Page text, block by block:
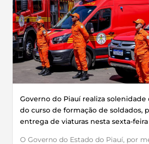
Governo do Piauí realiza solenidade
do curso de formação de soldados,
entrega de viaturas nesta sexta-feira
O Governo do Estado do Piauí, por